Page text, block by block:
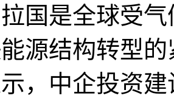
是全球受气
源结构转型
，中企投资